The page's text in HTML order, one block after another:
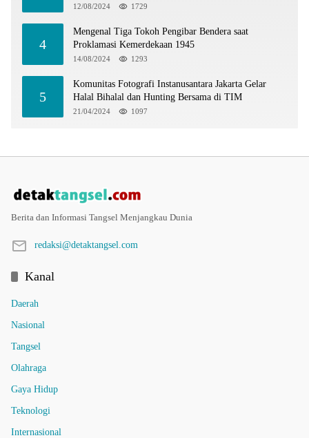
12/08/2024 1729
4
Mengenal Tiga Tokoh Pengibar Bendera saat
Proklamasi Kemerdekaan 1945
14/08/2024 1293
5
Komunitas Fotografi Instanusantara Jakarta Gelar
Halal Bihalal dan Hunting Bersama di TIM
21/04/2024 1097
Berita dan Informasi Tangsel Menjangkau Dunia
redaksi@detaktangsel.com
Kanal
Daerah
Nasional
Tangsel
Olahraga
Gaya Hidup
Teknologi
Internasional